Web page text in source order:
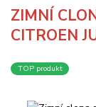
ZIMNÍ
CITROEN
TOP produkt